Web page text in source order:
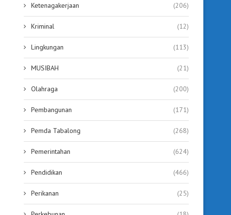
Sekaligus Ruang...
September 12, 2025
Ketenagakerjaan (206)
Kriminal (12)
Lingkungan (113)
MUSIBAH (21)
Olahraga (200)
Pembangunan (171)
Pemda Tabalong (268)
Pemerintahan (624)
Pendidikan (466)
Perikanan (25)